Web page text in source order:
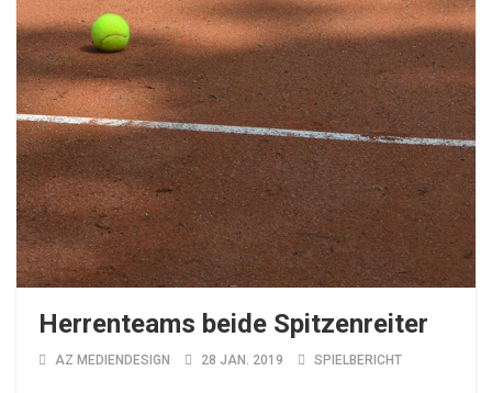
Herrenteams beide Spitzenreiter
AZ MEDIENDESIGN 28 JAN. 2019 SPIELBERICHT